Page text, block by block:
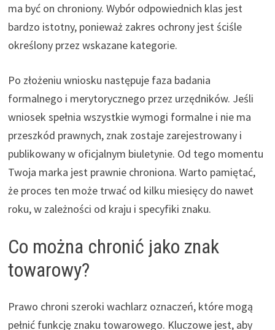
ma być on chroniony. Wybór odpowiednich klas jest
bardzo istotny, ponieważ zakres ochrony jest ściśle
określony przez wskazane kategorie.
Po złożeniu wniosku następuje faza badania
formalnego i merytorycznego przez urzędników. Jeśli
wniosek spełnia wszystkie wymogi formalne i nie ma
przeszkód prawnych, znak zostaje zarejestrowany i
publikowany w oficjalnym biuletynie. Od tego momentu
Twoja marka jest prawnie chroniona. Warto pamiętać,
że proces ten może trwać od kilku miesięcy do nawet
roku, w zależności od kraju i specyfiki znaku.
Co można chronić jako znak
towarowy?
Prawo chroni szeroki wachlarz oznaczeń, które mogą
pełnić funkcję znaku towarowego. Kluczowe jest, aby